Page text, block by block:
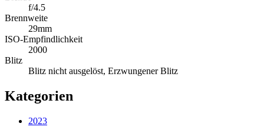
f/4.5
Brennweite
29mm
ISO-Empfindlichkeit
2000
Blitz
Blitz nicht ausgelöst, Erzwungener Blitz
Kategorien
2023